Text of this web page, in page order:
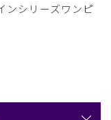
ンシリーズワンピ